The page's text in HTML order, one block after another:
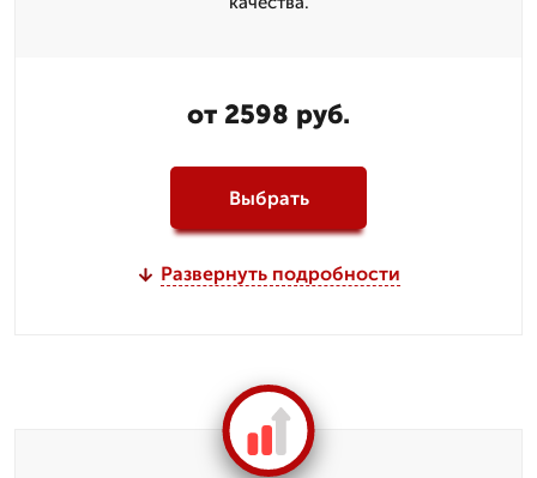
от 2598 руб.
Выбрать
Развернуть подробности